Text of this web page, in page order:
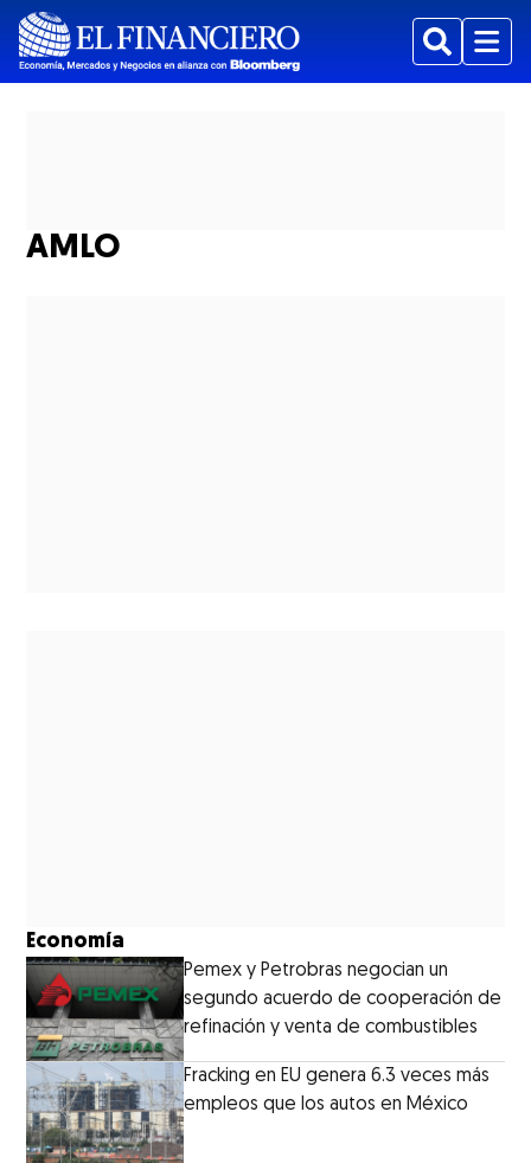
BuscarMenu
AMLO
Economía
Pemex y Petrobras negocian un
segundo acuerdo de cooperación de
refinación y venta de combustibles
Fracking en EU genera 6.3 veces más
empleos que los autos en México